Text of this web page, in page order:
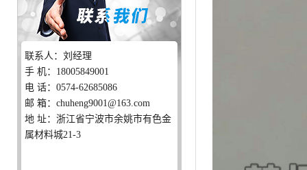
联系人：刘经理
手 机：18005849001
电 话：0574-62685086
邮 箱：chuheng9001@163.com
地 址：浙江省宁波市余姚市有色金
属材料城21-3